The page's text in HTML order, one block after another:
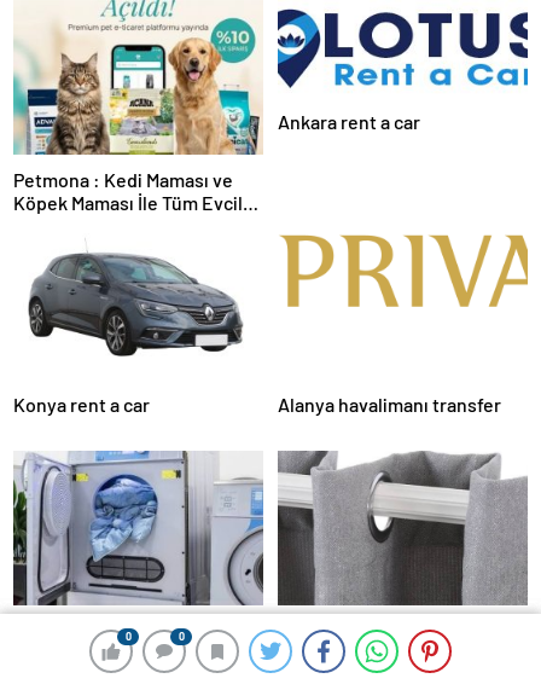
0 0
0 0
Petmona : Kedi Maması ve
Köpek Maması İle Tüm Evcil
Ankara rent a car
Konya rent a car Alanya havalimanı transfer
Battaniye yıkama Antibakteriyel Perde Yıkama